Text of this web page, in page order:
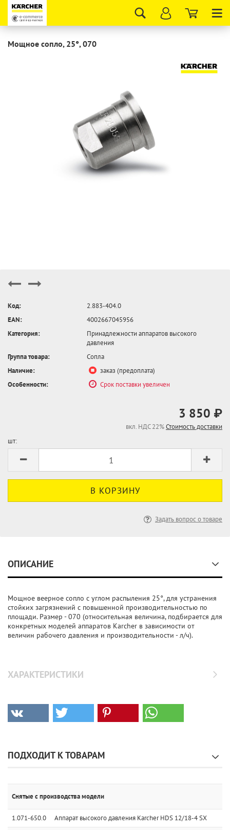
Мощное сопло, 25°, 070
Код:
2.883-404.0
EAN:
4002667045956
Категория:
Принадлежности аппаратов высокого
давления
Группа товара:
Сопла
Наличие:
заказ (предоплата)
Особенности:
Срок поставки увеличен
3 850 ₽
вкл. НДС 22%Стоимость доставки
шт:
Задать вопрос о товаре
ОПИСАНИЕ
Мощное веерное сопло с углом распыления 25°, для устранения
стойких загрязнений с повышенной производительностью по
площади. Размер - 070 (относительная величина, подбирается для
конкретных моделей аппаратов Karcher в зависимости от
величин рабочего давления и производительности - л/ч).
ХАРАКТЕРИСТИКИ
ПОДХОДИТ К ТОВАРАМ
Снятые с производства модели
1.071-650.0 Аппарат высокого давления Karcher HDS 12/18-4 SX